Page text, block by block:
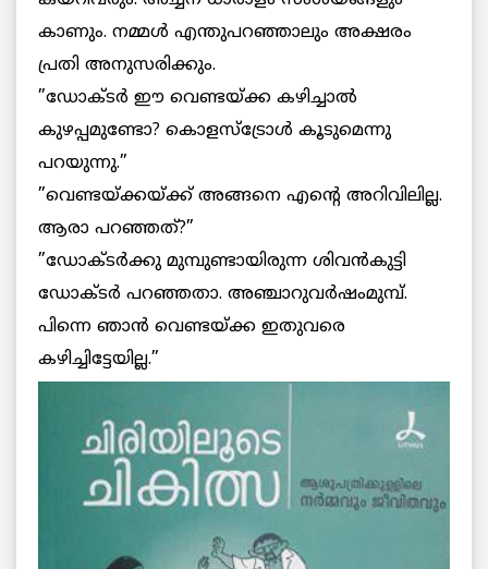
കാണും. നമ്മള്‍ എന്തുപറഞ്ഞാലും അക്ഷരം
പ്രതി അനുസരിക്കും.
”ഡോക്ടര്‍ ഈ വെണ്ടയ്ക്ക കഴിച്ചാല്‍
കുഴപ്പമുണ്ടോ? കൊളസ്‌ട്രോള്‍ കൂടുമെന്നു
പറയുന്നു.”
”വെണ്ടയ്ക്കയ്ക്ക് അങ്ങനെ എന്റെ അറിവിലില്ല.
ആരാ പറഞ്ഞത്?”
”ഡോക്ടര്‍ക്കു മുമ്പുണ്ടായിരുന്ന ശിവന്‍കുട്ടി
ഡോക്ടര്‍ പറഞ്ഞതാ. അഞ്ചാറുവര്‍ഷംമുമ്പ്.
പിന്നെ ഞാന്‍ വെണ്ടയ്ക്ക ഇതുവരെ
കഴിച്ചിട്ടേയില്ല.”